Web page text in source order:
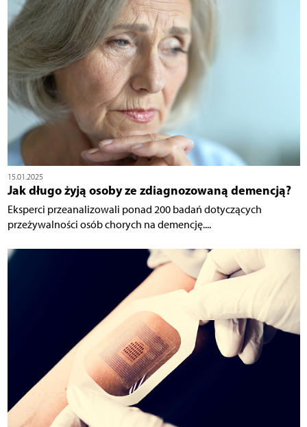
15.01.2025
Jak długo żyją osoby ze zdiagnozowaną demencją?
Eksperci przeanalizowali ponad 200 badań dotyczących
przeżywalności osób chorych na demencję....